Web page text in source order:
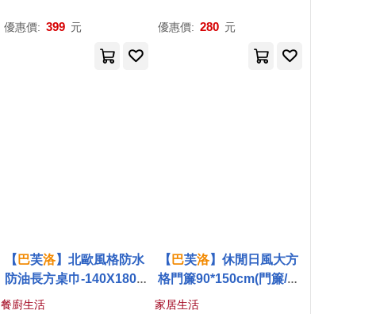
優惠價: 399 元 優惠價: 280 元
【 巴芙洛】北歐風格防水
防油長方桌巾-140X180c
m(防水防油/桌巾/餐桌巾/
餐廚生活
【 巴芙洛】休閒日風大方
格門簾90*150cm(門簾/長
門簾/風水簾/日製門簾) 咖
家居生活